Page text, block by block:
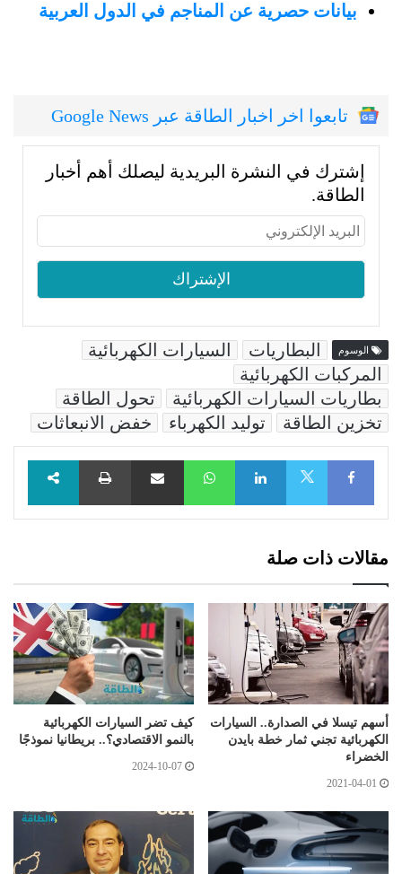
بيانات حصرية عن المناجم في الدول العربية
تابعوا اخر اخبار الطاقة عبر Google News
إشترك في النشرة البريدية ليصلك أهم أخبار
الطاقة.
الوسوم البطاريات
السيارات الكهربائية
المركبات الكهربائية
بطاريات السيارات الكهربائية
تحول الطاقة
تخزين الطاقة
توليد الكهرباء خفض الانبعاثات
Facebook
LinkedIn
WhatsAppمشاركة عبر البريد طباعة
مقالات ذات صلة
أسهم تيسلا في الصدارة.. السيارات
الكهربائية تجني ثمار خطة بايدن
الخضراء
2021-04-01
كيف تضر السيارات الكهربائية
بالنمو الاقتصادي؟.. بريطانيا نموذجًا
2024-10-07